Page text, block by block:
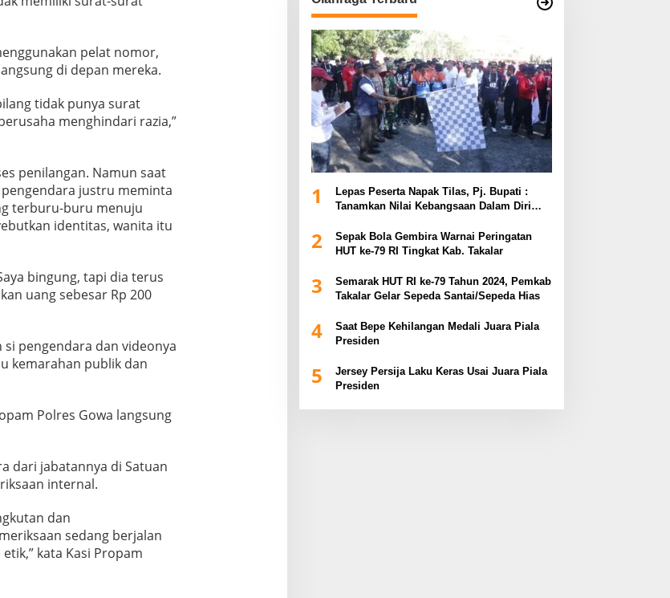
pelat nomor,
di depan mereka.
tidak punya surat
menghindari razia,”
penilangan. Namun saat
justru meminta
terburu-buru menuju
identitas, wanita itu
bingung, tapi dia terus
uang sebesar Rp 200
pengendara dan videonya
kemarahan publik dan
Polres Gowa langsung
dari jabatannya di Satuan
internal.
dan
sedang berjalan
kata Kasi Propam
1
Lepas Peserta Napak Tilas, Pj. Bupati :
Tanamkan Nilai Kebangsaan Dalam Diri
2
Sepak Bola Gembira Warnai Peringatan
HUT ke-79 RI Tingkat Kab. Takalar
3
Semarak HUT RI ke-79 Tahun 2024, Pemkab
Takalar Gelar Sepeda Santai/Sepeda Hias
4
Saat Bepe Kehilangan Medali Juara Piala
Presiden
5
Jersey Persija Laku Keras Usai Juara Piala
Presiden